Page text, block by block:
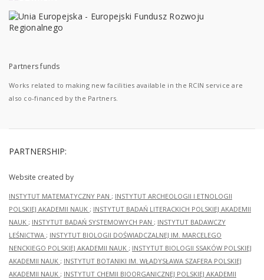
Partners funds
Works related to making new facilities available in the RCIN service are
also co-financed by the Partners.
PARTNERSHIP:
Website created by
INSTYTUT MATEMATYCZNY PAN ; INSTYTUT ARCHEOLOGII I ETNOLOGII
POLSKIEJ AKADEMII NAUK ; INSTYTUT BADAŃ LITERACKICH POLSKIEJ AKADEMII
NAUK ; INSTYTUT BADAŃ SYSTEMOWYCH PAN ; INSTYTUT BADAWCZY
LEŚNICTWA ; INSTYTUT BIOLOGII DOŚWIADCZALNEJ IM. MARCELEGO
NENCKIEGO POLSKIEJ AKADEMII NAUK ; INSTYTUT BIOLOGII SSAKÓW POLSKIEJ
AKADEMII NAUK ; INSTYTUT BOTANIKI IM. WŁADYSŁAWA SZAFERA POLSKIEJ
AKADEMII NAUK ; INSTYTUT CHEMII BIOORGANICZNEJ POLSKIEJ AKADEMII